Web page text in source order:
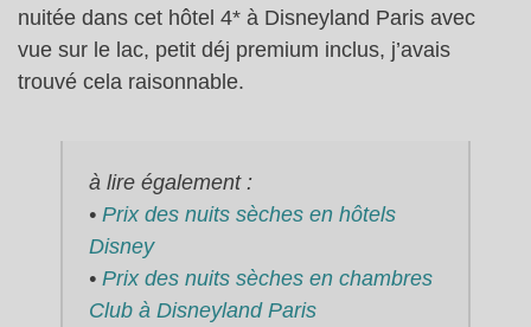
nuitée dans cet hôtel 4* à Disneyland Paris avec
vue sur le lac, petit déj premium inclus, j’avais
trouvé cela raisonnable.
à lire également :
• Prix des nuits sèches en hôtels
Disney
• Prix des nuits sèches en chambres
Club à Disneyland Paris